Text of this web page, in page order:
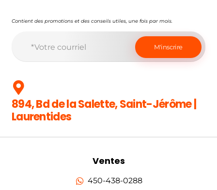
Contient des promotions et des conseils utiles, une fois par mois.
894, Bd de la Salette, Saint-Jérôme |
Laurentides
Ventes
450-438-0288